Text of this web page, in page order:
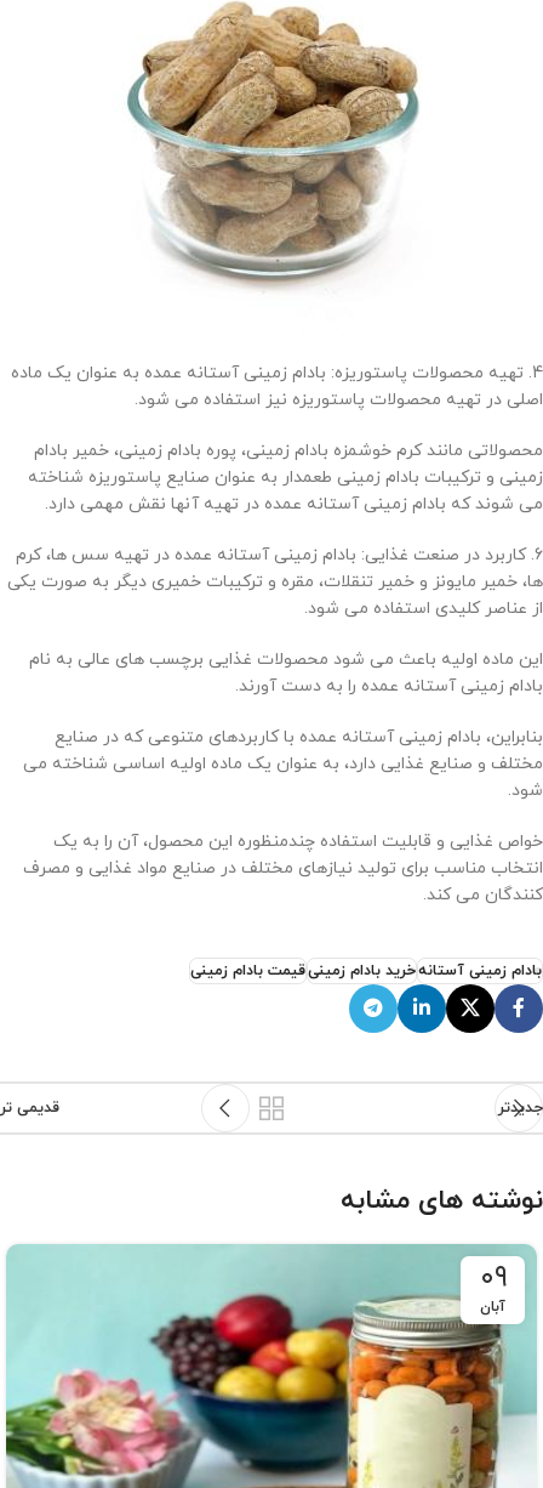
4. تهیه محصولات پاستوریزه: بادام زمینی آستانه عمده به عنوان یک ماده
اصلی در تهیه محصولات پاستوریزه نیز استفاده می شود.
محصولاتی مانند کرم خوشمزه بادام زمینی، پوره بادام زمینی، خمیر بادام
زمینی و ترکیبات بادام زمینی طعمدار به عنوان صنایع پاستوریزه شناخته
می شوند که بادام زمینی آستانه عمده در تهیه آنها نقش مهمی دارد.
6. کاربرد در صنعت غذایی: بادام زمینی آستانه عمده در تهیه سس ها، کرم
ها، خمیر مایونز و خمیر تنقلات، مقره و ترکیبات خمیری دیگر به صورت یکی
از عناصر کلیدی استفاده می شود.
این ماده اولیه باعث می شود محصولات غذایی برچسب های عالی به نام
بادام زمینی آستانه عمده را به دست آورند.
بنابراین، بادام زمینی آستانه عمده با کاربردهای متنوعی که در صنایع
مختلف و صنایع غذایی دارد، به عنوان یک ماده اولیه اساسی شناخته می
شود.
خواص غذایی و قابلیت استفاده چندمنظوره این محصول، آن را به یک
انتخاب مناسب برای تولید نیازهای مختلف در صنایع مواد غذایی و مصرف
کنندگان می کند.
بادام زمینی آستانهخرید بادام زمینیقیمت بادام زمینی
جدیدتر قدیمی تر
نوشته های مشابه
۰۹
آبان